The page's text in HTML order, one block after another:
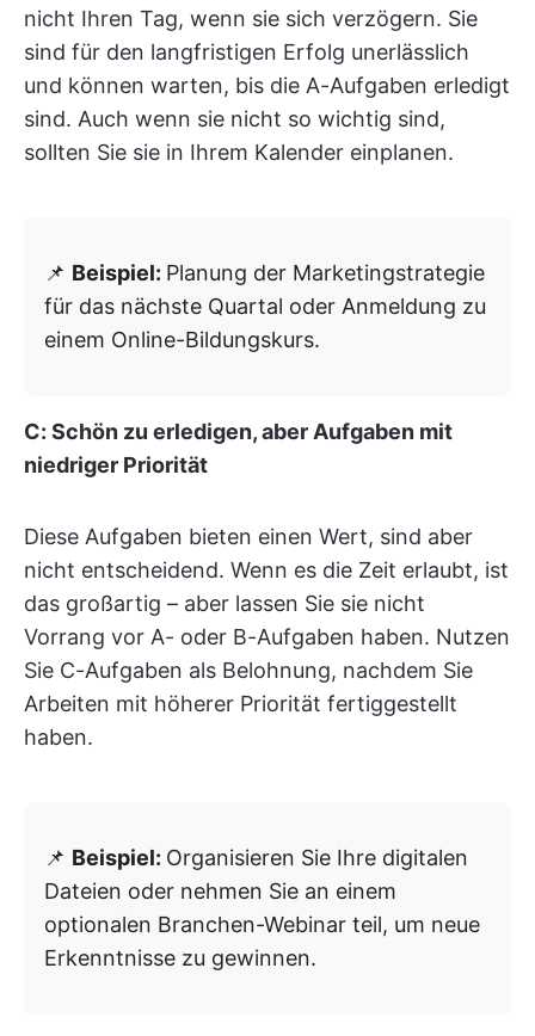
nicht Ihren Tag, wenn sie sich verzögern. Sie
sind für den langfristigen Erfolg unerlässlich
und können warten, bis die A-Aufgaben erledigt
sind. Auch wenn sie nicht so wichtig sind,
sollten Sie sie in Ihrem Kalender einplanen.
📌 Beispiel: Planung der Marketingstrategie
für das nächste Quartal oder Anmeldung zu
einem Online-Bildungskurs.
C: Schön zu erledigen, aber Aufgaben mit
niedriger Priorität
Diese Aufgaben bieten einen Wert, sind aber
nicht entscheidend. Wenn es die Zeit erlaubt, ist
das großartig – aber lassen Sie sie nicht
Vorrang vor A- oder B-Aufgaben haben. Nutzen
Sie C-Aufgaben als Belohnung, nachdem Sie
Arbeiten mit höherer Priorität fertiggestellt
haben.
📌 Beispiel: Organisieren Sie Ihre digitalen
Dateien oder nehmen Sie an einem
optionalen Branchen-Webinar teil, um neue
Erkenntnisse zu gewinnen.